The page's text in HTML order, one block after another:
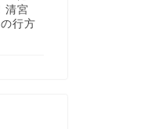
清宮
行方